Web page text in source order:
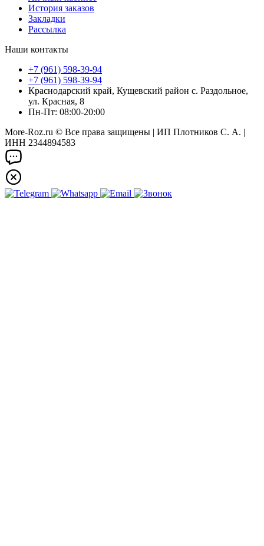
История заказов
Закладки
Рассылка
Наши контакты
+7 (961) 598-39-94
+7 (961) 598-39-94
Краснодарский край, Кущевский район с. Раздольное,
ул. Красная, 8
Пн-Пт: 08:00-20:00
More-Roz.ru © Все права защищены | ИП Плотников С. А. |
ИНН 2344894583